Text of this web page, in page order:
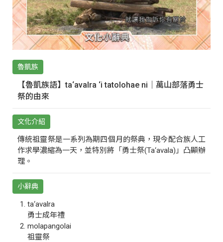
魯凱族
【魯凱族語】ta‘avalra ‘i tatolohae ni｜萬山部落勇士
祭的由來
文化介紹
傳統祖靈祭是一系列為期四個月的祭典，現今配合族人工
作求學濃縮為一天，並特別將「勇士祭(Ta‘avala)」凸顯辦
理。
小辭典
ta‘avalra
勇士成年禮
molapangolai
祖靈祭